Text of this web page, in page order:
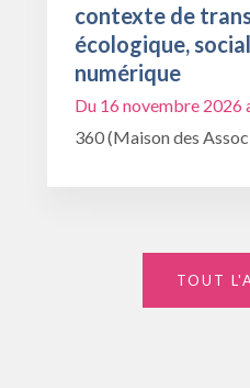
contexte de
écologique,
numérique
Du 16 novembre 2026
360 (Maison des
TOUT